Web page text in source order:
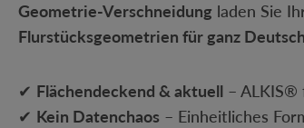
Geometrie-Verschneidung laden Sie
Flurstücksgeometrien für ganz
✔ Flächendeckend & aktuell – ALKIS®
✔ Kein Datenchaos – Einheitliches